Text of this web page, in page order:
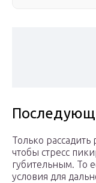
Только рассадить
чтобы стресс
губительным. То
условия для